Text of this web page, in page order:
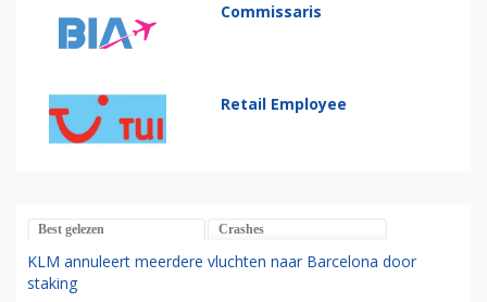
Commissaris
Retail Employee
Best gelezen Crashes
KLM annuleert meerdere vluchten naar Barcelona door
staking